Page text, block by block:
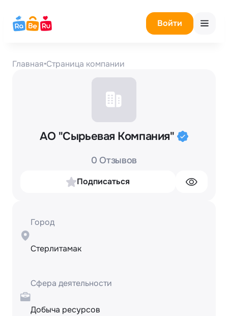
Войти
Главная•Страница компании
АО "Сырьевая Компания"
0 Отзывов
Подписаться
Город
Стерлитамак
Сфера деятельности
Добыча ресурсов